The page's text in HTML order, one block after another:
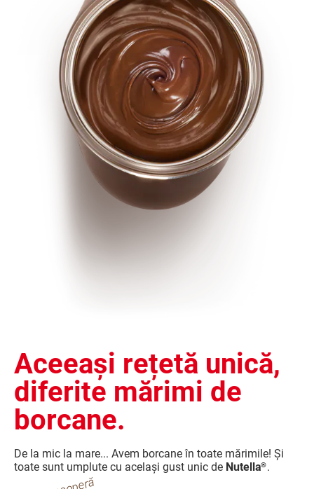
Aceeași rețetă unică,
diferite mărimi de
borcane.
De la mic la mare... Avem borcane în toate mărimile! Și
toate sunt umplute cu același gust unic de Nutella®.